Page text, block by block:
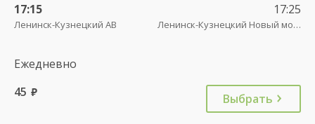
17:15
Ленинск-Кузнецкий АВ
17:25
Ленинск-Кузнецкий Новый мост
Ежедневно
45 руб. Выбрать